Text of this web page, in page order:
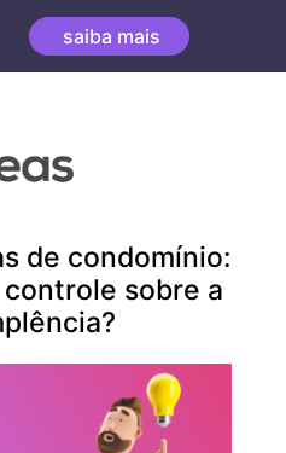
saiba mais
2022
de condomínio:
sobre a